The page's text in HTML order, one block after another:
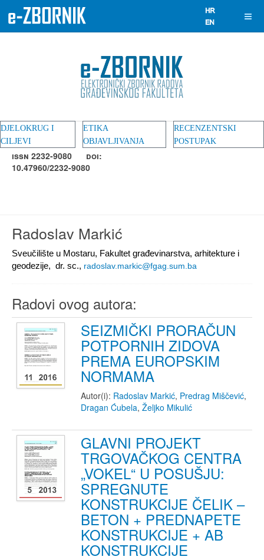
DJELOKRUG I
CILJEVI
ETIKA
OBJAVLJIVANJA
RECENZENTSKI
POSTUPAK
ISSN 2232-9080 DOI:
10.47960/2232-9080
Radoslav Markić
Sveučilište u Mostaru, Fakultet građevinarstva, arhitekture i
geodezije, dr. sc., radoslav.markic@fgag.sum.ba
Radovi ovog autora:
SEIZMIČKI PRORAČUN
POTPORNIH ZIDOVA
PREMA EUROPSKIM
NORMAMA
Autor(i): Radoslav Markić, Predrag Miščević,
Dragan Ćubela, Željko Mikulić
GLAVNI PROJEKT
TRGOVAČKOG CENTRA
„VOKEL“ U POSUŠJU:
SPREGNUTE
KONSTRUKCIJE ČELIK –
BETON + PREDNAPETE
KONSTRUKCIJE + AB
KONSTRUKCIJE